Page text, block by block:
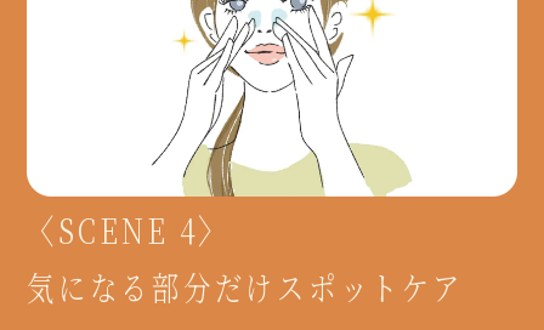
〈SCENE 4〉
気になる部分だけスポットケア